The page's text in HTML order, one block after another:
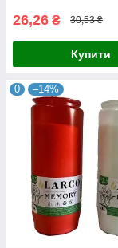
26,26 ₴ 30,53 ₴
Купити
0 –14%